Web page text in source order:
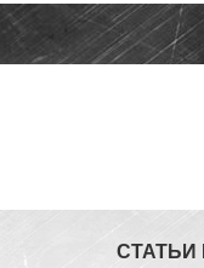
СТАТЬИ